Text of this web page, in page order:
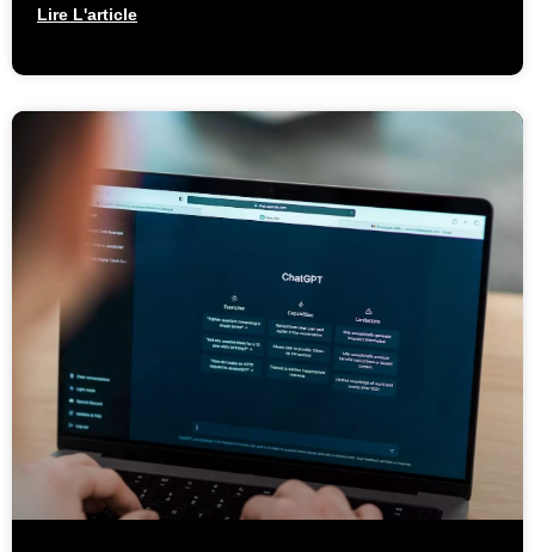
Lire L'article